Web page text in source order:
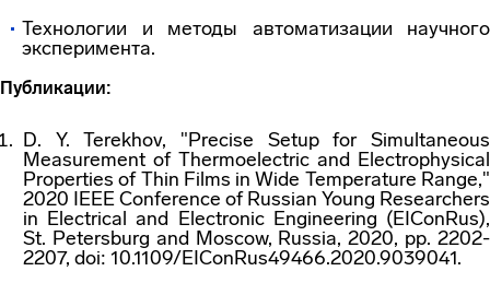
Технологии и методы автоматизации научного
эксперимента.
Публикации:
D. Y. Terekhov, "Precise Setup for Simultaneous
Measurement of Thermoelectric and Electrophysical
Properties of Thin Films in Wide Temperature Range,"
2020 IEEE Conference of Russian Young Researchers
in Electrical and Electronic Engineering (EIConRus),
St. Petersburg and Moscow, Russia, 2020, pp. 2202-
2207, doi: 10.1109/EIConRus49466.2020.9039041.